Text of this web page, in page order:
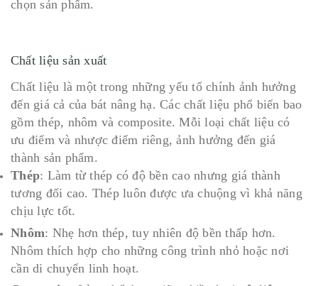
chọn sản phẩm.
Chất liệu sản xuất
Chất liệu là một trong những yếu tố chính ảnh hưởng
đến giá cả của bát nâng hạ. Các chất liệu phổ biến bao
gồm thép, nhôm và composite. Mỗi loại chất liệu có
ưu điểm và nhược điểm riêng, ảnh hưởng đến giá
thành sản phẩm.
Thép: Làm từ thép có độ bền cao nhưng giá thành
tương đối cao. Thép luôn được ưa chuộng vì khả năng
chịu lực tốt.
Nhôm: Nhẹ hơn thép, tuy nhiên độ bền thấp hơn.
Nhôm thích hợp cho những công trình nhỏ hoặc nơi
cần di chuyển linh hoạt.